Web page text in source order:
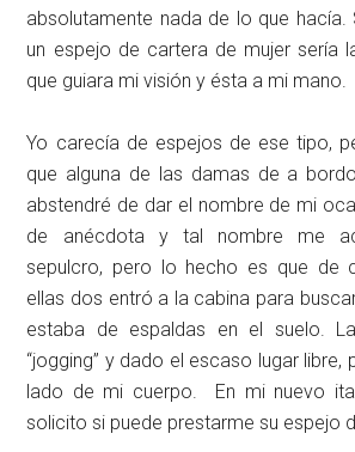
absolutamente nada de lo que hacía.
un espejo de cartera de mujer sería
que guiara mi visión y ésta a mi mano.
Yo carecía de espejos de ese tipo,
que alguna de las damas de a
abstendré de dar el nombre de mi
de anécdota y tal nombre me
sepulcro, pero lo hecho es que de
ellas dos entró a la cabina para
estaba de espaldas en el suelo.
“jogging” y dado el escaso lugar libre,
lado de mi cuerpo. En mi nuevo
solicito si puede prestarme su espejo